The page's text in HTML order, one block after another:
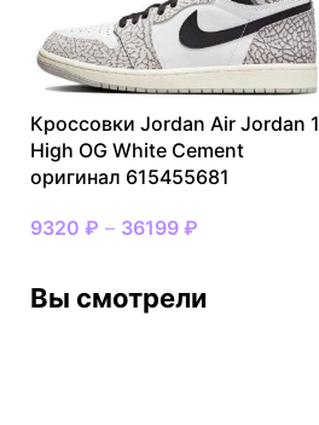
Кроссовки Jordan Air Jordan 1
High OG White Cement
оригинал 615455681
9320 ₽ – 36199 ₽
Вы смотрели